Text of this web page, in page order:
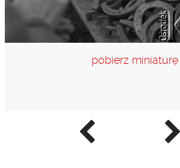
Poprzednie
zdjęcie
pobierz miniaturę